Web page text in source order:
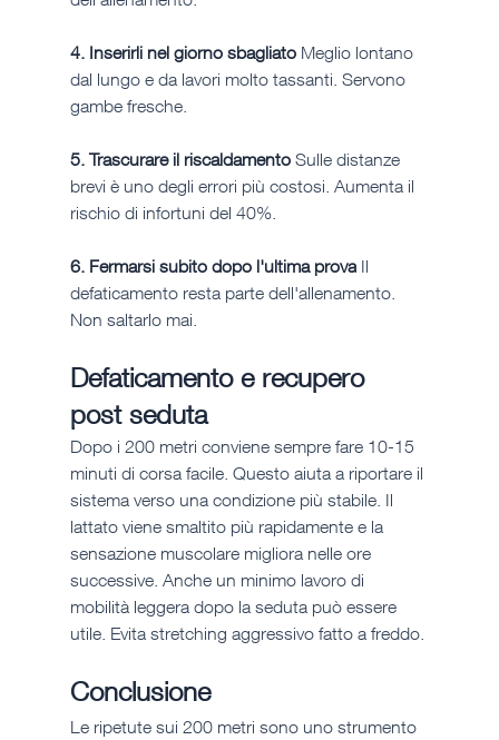
4. Inserirli nel giorno sbagliato Meglio lontano
dal lungo e da lavori molto tassanti. Servono
gambe fresche.
5. Trascurare il riscaldamento Sulle distanze
brevi è uno degli errori più costosi. Aumenta il
rischio di infortuni del 40%.
6. Fermarsi subito dopo l'ultima prova Il
defaticamento resta parte dell'allenamento.
Non saltarlo mai.
Defaticamento e recupero
post seduta
Dopo i 200 metri conviene sempre fare 10-15
minuti di corsa facile. Questo aiuta a riportare il
sistema verso una condizione più stabile. Il
lattato viene smaltito più rapidamente e la
sensazione muscolare migliora nelle ore
successive. Anche un minimo lavoro di
mobilità leggera dopo la seduta può essere
utile. Evita stretching aggressivo fatto a freddo.
Conclusione
Le ripetute sui 200 metri sono uno strumento